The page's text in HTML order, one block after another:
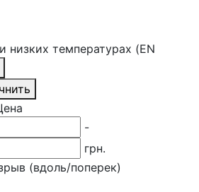
низких температурах (EN
-
грн.
(вдоль/поперек)